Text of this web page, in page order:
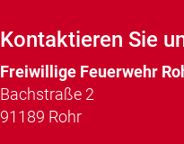
Kontaktieren Sie
Freiwillige Feuerwehr
Bachstraße 2
91189 Rohr